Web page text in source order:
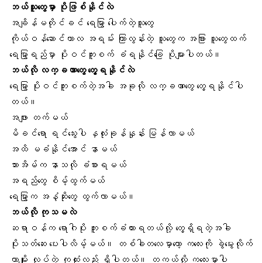
ဘယ်သူတွေမှာ ပိုဖြစ်နိုင်လဲ
အချိန်မတိုင်ခင် ရေမြွာ ပေါက်တဲ့သူတွေ
ကိုယ်ဝန်ဆောင်ကာလ အရမ်း ကြာလွန်းတဲ့ သူတွေက အခြား သူတွေထက်
ရေမြွာရည်မှာ ပိုးဝင်ကူးစက် ခံရနိုင်ခြေ ပိုများပါတယ်။
ဘယ်လို လက္ခဏာတွေ တွေ့ရနိုင်လဲ
ရေမြွာ ပိုးဝင်ကူးစက်တဲ့အခါ အခုလို လက္ခဏာတွေ တွေ့ရနိုင်ပါ
တယ်။
အဖျား တက်မယ်
မိခင်ရော ရင်သွေးပါ နှလုံးခုန်နှုန်း မြန်လာမယ်
အထိ မခံနိုင်အောင် နာမယ်
သားအိမ် က နာသလို ခံစားရမယ်
အရည်တွေ စိမ့်ထွက်မယ်
ရေမြွာက အနံ့ဆိုးတွေ ထွက်လာမယ်။
ဘယ်လို ကုသမလဲ
ဆရာဝန်က ရောဂါပိုး ကူးစက်ခံထားရတယ်လို့ တွေ့ရှိရတဲ့အခါ
ပိုးသတ်ဆေး ပေးပါလိမ့်မယ်။ တစ်ခါတလေမှာတော့ ကလေးကို ခွဲမွေးလိုက်
တာမျိုး လုပ်တဲ့ ကုထုံးလည်း ရှိပါတယ်။ တကယ်လို့ ကလေးမှာပါ